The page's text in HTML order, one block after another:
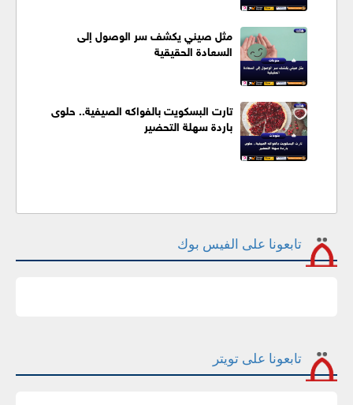
مثل صيني يكشف سر الوصول إلى
السعادة الحقيقية
تارت البسكويت بالفواكه الصيفية.. حلوى
باردة سهلة التحضير
تابعونا على الفيس بوك
تابعونا على تويتر